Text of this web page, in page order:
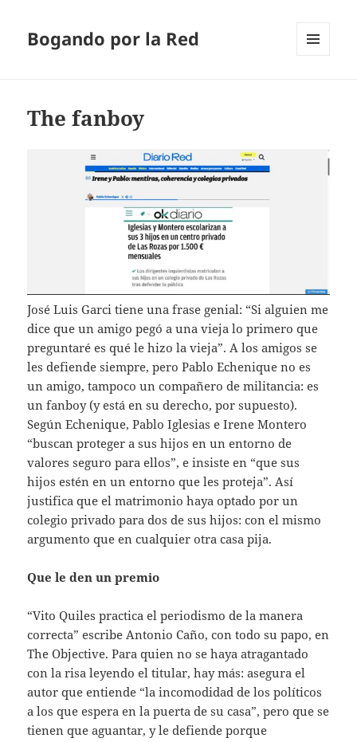
Bogando por la Red
The fanboy
José Luis Garci tiene una frase genial: “Si alguien me
dice que un amigo pegó a una vieja lo primero que
preguntaré es qué le hizo la vieja”. A los amigos se
les defiende siempre, pero Pablo Echenique no es
un amigo, tampoco un compañero de militancia: es
un fanboy (y está en su derecho, por supuesto).
Según Echenique, Pablo Iglesias e Irene Montero
“buscan proteger a sus hijos en un entorno de
valores seguro para ellos”, e insiste en “que sus
hijos estén en un entorno que les proteja”. Así
justifica que el matrimonio haya optado por un
colegio privado para dos de sus hijos: con el mismo
argumento que en cualquier otra casa pija.
Que le den un premio
“Vito Quiles practica el periodismo de la manera
correcta” escribe Antonio Caño, con todo su papo, en
The Objective. Para quien no se haya atragantado
con la risa leyendo el titular, hay más: asegura el
autor que entiende “la incomodidad de los políticos
a los que espera en la puerta de su casa”, pero que se
tienen que aguantar, y le defiende porque